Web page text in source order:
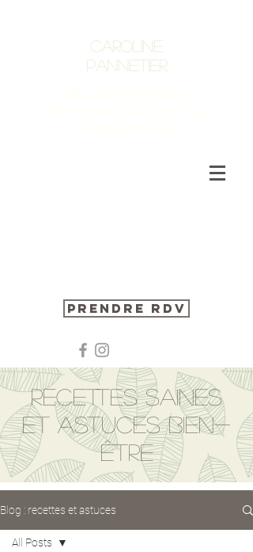
Caroline
Pannetier
Prendre RDV
Recettes saines
et astuces bien-
être
Blog : recettes et astuces
All Posts